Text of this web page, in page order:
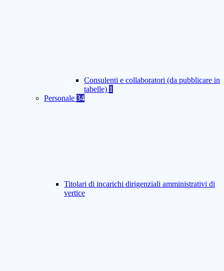
Consulenti e collaboratori (da pubblicare in
tabelle) 1
Personale 34
Titolari di incarichi dirigenziali amministrativi di
vertice